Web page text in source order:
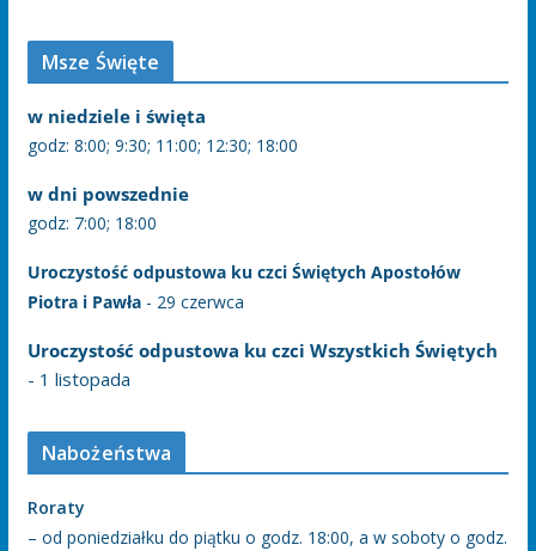
Msze Święte
w niedziele i święta
godz: 8:00; 9:30; 11:00; 12:30; 18:00
w dni powszednie
godz: 7:00; 18:00
Uroczystość odpustowa ku czci Świętych Apostołów
Piotra i Pawła- 29 czerwca
Uroczystość odpustowa ku czci Wszystkich Świętych
- 1 listopada
Nabożeństwa
Roraty
– od poniedziałku do piątku o godz. 18:00, a w soboty o godz.